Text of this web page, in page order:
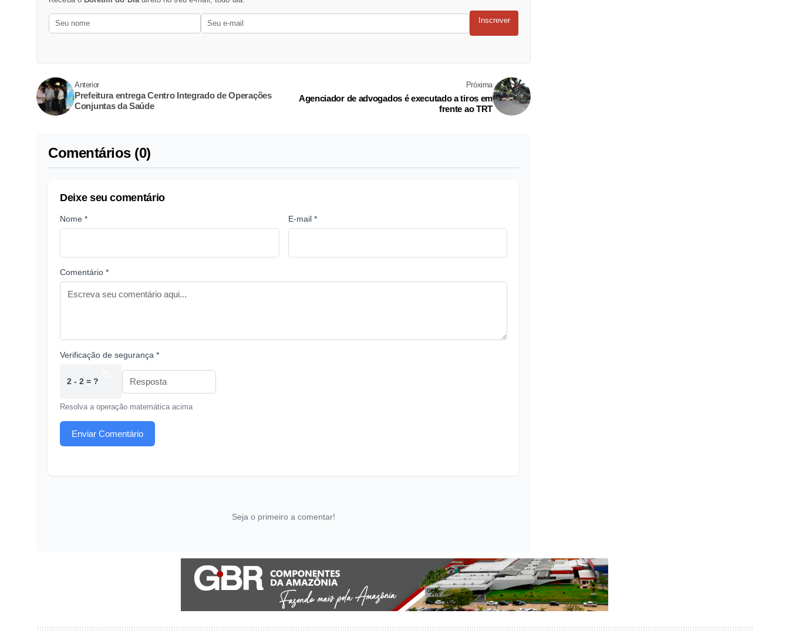
Inscrever
Anterior
Prefeitura entrega Centro Integrado de Operações
Conjuntas da Saúde
Próxima
Agenciador de advogados é executado a tiros em
frente ao TRT
Comentários (0)
Deixe seu comentário
Nome * E-mail *
Comentário *
Verificação de segurança *
2 - 2 = ?
Resolva a operação matemática acima
Enviar Comentário
Seja o primeiro a comentar!